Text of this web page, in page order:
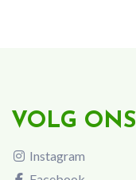
VOLG ONS
Instagram